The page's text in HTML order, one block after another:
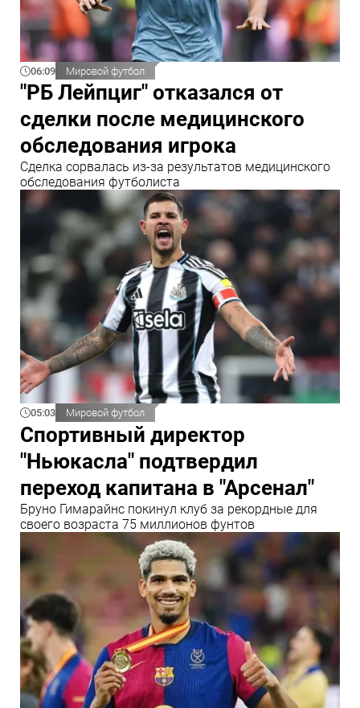
06:09 Мировой футбол
"РБ Лейпциг" отказался от
сделки после медицинского
обследования игрока
Сделка сорвалась из-за результатов медицинского
обследования футболиста
05:03 Мировой футбол
Спортивный директор
"Ньюкасла" подтвердил
переход капитана в "Арсенал"
Бруно Гимарайнс покинул клуб за рекордные для
своего возраста 75 миллионов фунтов